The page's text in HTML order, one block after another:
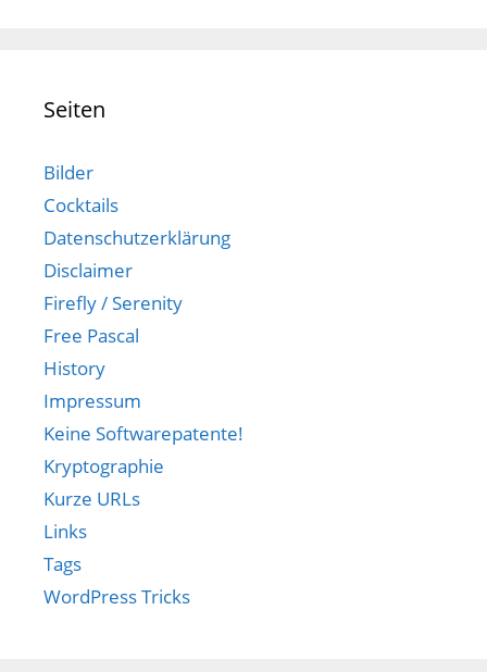
Seiten
Bilder
Cocktails
Datenschutzerklärung
Disclaimer
Firefly / Serenity
Free Pascal
History
Impressum
Keine Softwarepatente!
Kryptographie
Kurze URLs
Links
Tags
WordPress Tricks